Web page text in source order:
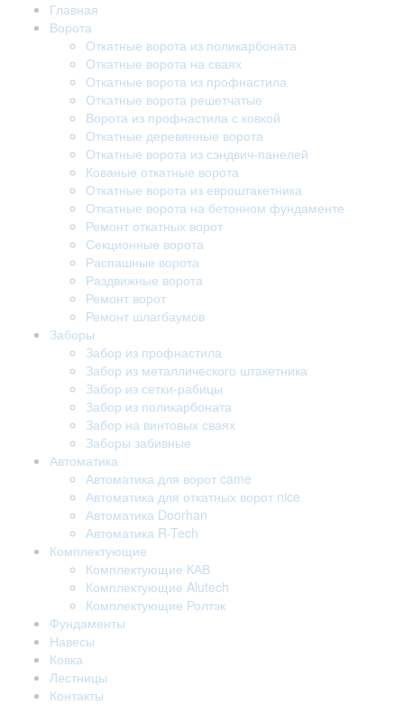
Главная
Ворота
Откатные ворота из поликарбоната
Откатные ворота на сваях
Откатные ворота из профнастила
Откатные ворота решетчатые
Ворота из профнастила с ковкой
Откатные деревянные ворота
Откатные ворота из сэндвич-панелей
Кованые откатные ворота
Откатные ворота из евроштакетника
Откатные ворота на бетонном фундаменте
Ремонт откатных ворот
Секционные ворота
Распашные ворота
Раздвижные ворота
Ремонт ворот
Ремонт шлагбаумов
Заборы
Забор из профнастила
Забор из металлического штакетника
Забор из сетки-рабицы
Забор из поликарбоната
Забор на винтовых сваях
Заборы забивные
Автоматика
Автоматика для ворот came
Автоматика для откатных ворот nice
Автоматика Doorhan
Автоматика R-Tech
Комплектующие
Комплектующие КАВ
Комплектующие Alutech
Комплектующие Ролтэк
Фундаменты
Навесы
Ковка
Лестницы
Контакты